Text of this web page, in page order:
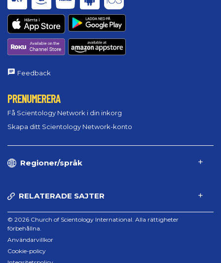
Feedback
PRENUMERERA
Få Scientology Network i din inkorg
Skapa ditt Scientology Network-konto
Regioner/språk
RELATERADE SAJTER
© 2026 Church of Scientology International. Alla rättigheter
förbehållna.
Användarvillkor
Cookie-policy